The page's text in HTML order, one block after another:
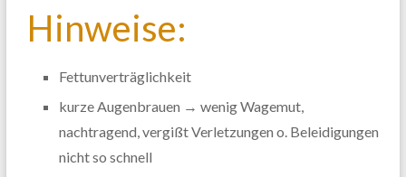
Hinweise:
Fettunverträglichkeit
kurze Augenbrauen → wenig Wagemut,
nachtragend, vergißt Verletzungen o. Beleidigungen
nicht so schnell